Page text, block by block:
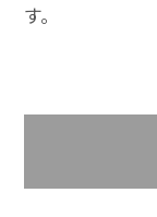
す。